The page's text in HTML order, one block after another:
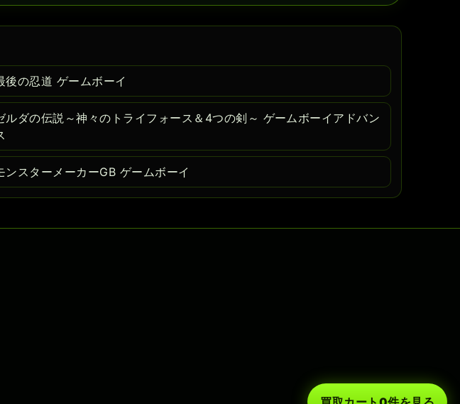
後の忍道 ゲームボーイ
ルダの伝説～神々のトライフォース＆4つの剣～ ゲームボーイアドバン
ンスターメーカーGB ゲームボーイ